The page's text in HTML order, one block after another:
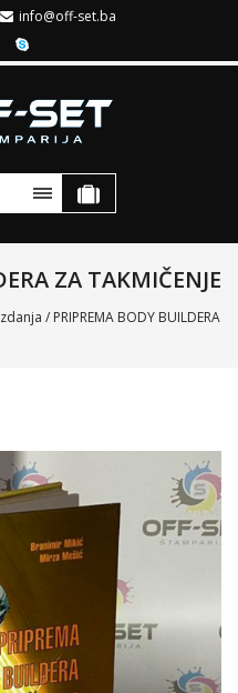
info@off-set.ba
ZA TAKMIČENJE
/ PRIPREMA BODY BUILDERA